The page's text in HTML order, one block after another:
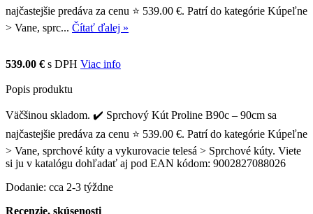
najčastejšie predáva za cenu ⭐ 539.00 €. Patrí do kategórie Kúpeľne
> Vane, sprc... Čítať ďalej »
539.00 € s DPH Viac info
Popis produktu
Väčšinou skladom. ✔️ Sprchový Kút Proline B90c – 90cm sa
najčastejšie predáva za cenu ⭐ 539.00 €. Patrí do kategórie Kúpeľne
> Vane, sprchové kúty a vykurovacie telesá > Sprchové kúty. Viete
si ju v katalógu dohľadať aj pod EAN kódom: 9002827088026
Dodanie: cca 2-3 týždne
Recenzie, skúsenosti